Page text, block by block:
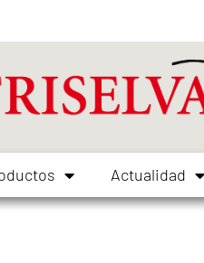
Actualidad